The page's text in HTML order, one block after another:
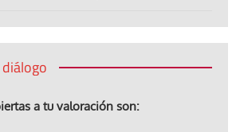
a tu valoración son: